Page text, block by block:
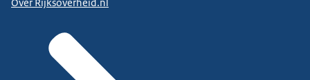
Over Rijksoverheid.nl